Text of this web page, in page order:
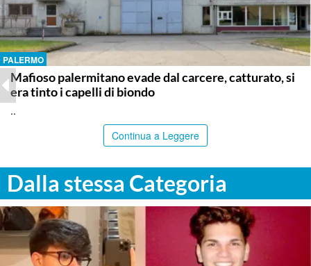
PALERMO
Mafioso palermitano evade dal carcere, catturato, si
era tinto i capelli di biondo
..
Continua a Leggere
Dalla stessa Categoria